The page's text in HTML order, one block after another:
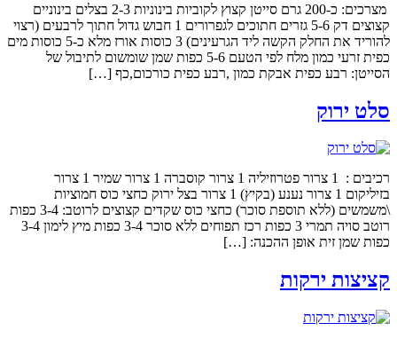
מצרכים: כ-200 גרם סייטן קצוץ לקוביות בינוניות 2-3 בצלים בינוניים
קצוצים דק 5-6 גזרים חתוכים לגפרורים 1 חבוש גדול חתוך לרבעים (רצוי
להוריד את החלק הקשה ליד הגרעינים) 3 כוסות אורז מלא כ-5 כוסות מים
כפית זרעי כמון מלח לפי הטעם 5-6 כפות שמן שומשום לתיבול של
הסייטן: רבע כפית אבקת כמון ,רבע כפית כורכום,כף […]
סלט ירוק
רכיבים : 1 צרור פטרוזיליה 1 צרור קוסברה 1 צרור שמיר 1 צרור
בזיליקום 1 צרור נענע (בקיץ) 1 צרור בצל ירוק כחצי כוס חמוציות
\משמשים (ללא תוספת סוכר) כחצי כוס שקדים קצוצים לרוטב: 3-4 כפות
רוטב סויה תמרי 3 כפות רכז תפוחים ללא סוכר 3-4 כפות מיץ לימון 3-4
כפות שמן זית אופן ההכנה: […]
קציצות ירקות